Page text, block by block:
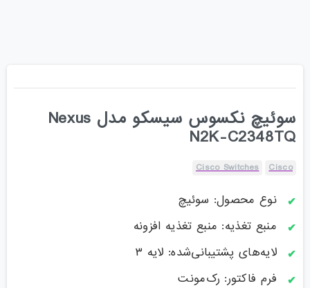
سوئیچ نکسوس سیسکو مدل Nexus
N2K-C2348TQ
Cisco
Cisco Switches
نوع محصول: سوئیچ
منبع تغذیه: منبع تغذیه افزونه
لایه‌های پشتیبانی‌شده: لایه ۳
فرم فاکتور: رک‌مونت